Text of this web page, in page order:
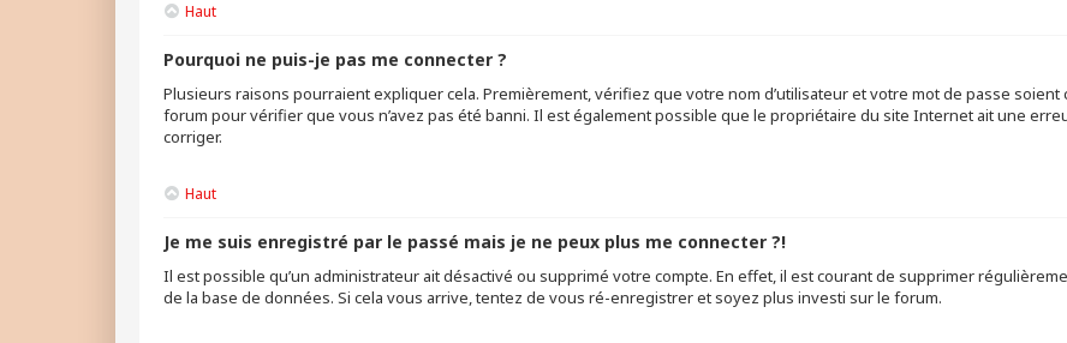
Haut
Pourquoi ne puis-je pas me connecter ?
Plusieurs raisons pourraient expliquer cela. Premièrement, vérifiez que votre nom d’utilisateur et votre mot de passe soient
forum pour vérifier que vous n’avez pas été banni. Il est également possible que le propriétaire du site Internet ait une
corriger.
Haut
Je me suis enregistré par le passé mais je ne peux plus me connecter ?!
Il est possible qu’un administrateur ait désactivé ou supprimé votre compte. En effet, il est courant de supprimer
de la base de données. Si cela vous arrive, tentez de vous ré-enregistrer et soyez plus investi sur le forum.